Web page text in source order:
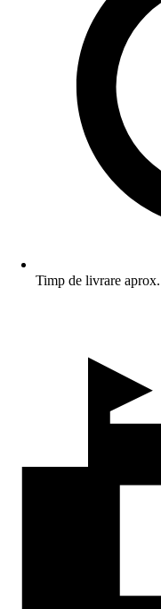
Timp de livrare